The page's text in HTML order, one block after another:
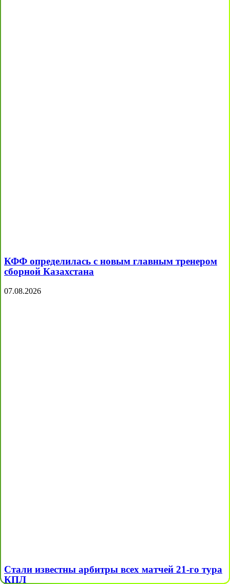
КФФ определилась с новым главным тренером
сборной Казахстана
07.08.2026
Стали известны арбитры всех матчей 21-го тура
КПЛ